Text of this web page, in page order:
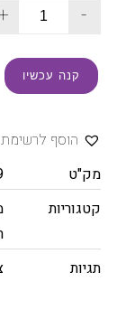
-
קנה עכשיו
הוסף
מק"ט
קטגוריות
תגיות